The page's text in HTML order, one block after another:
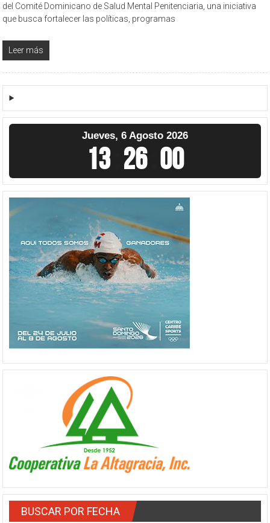
del Comité Dominicano de Salud Mental Penitenciaria, una iniciativa
que busca fortalecer las políticas, programas
Leer más
Jueves, 6 Agosto 2026
13 26 00
BUSCAR POR FECHA